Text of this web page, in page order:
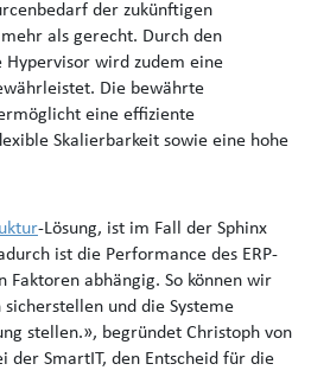
der zukünftigen
als gerecht. Durch den
Hypervisor wird zudem eine
Die bewährte
eine effiziente
Skalierbarkeit sowie eine hohe
-Lösung, ist im Fall der Sphinx
ist die Performance des ERP-
Faktoren abhängig. So können wir
und die Systeme
stellen.», begründet Christoph von
der SmartIT, den Entscheid für die